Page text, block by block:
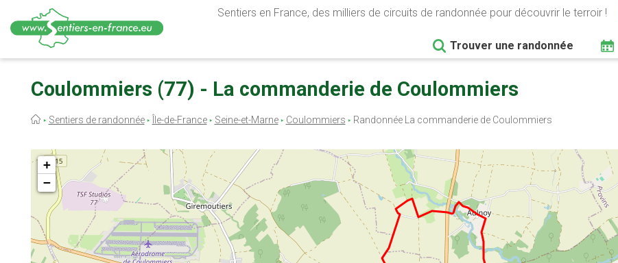
contenu
Sentiers en France, des milliers de circuits de randonnée pour découvrir le terroir !
Trouver une randonnée
Coulommiers (77) - La commanderie de Coulommiers
Fil
Sentiers de randonnée Île-de-France Seine-et-Marne Coulommiers Randonnée La commanderie de Coulommiers
+
−